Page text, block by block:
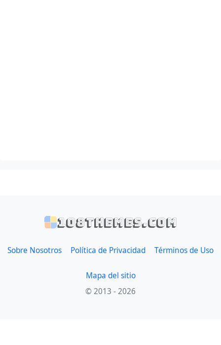
108themes.com
Sobre Nosotros Política de Privacidad Términos de Uso
Mapa del sitio
© 2013 - 2026